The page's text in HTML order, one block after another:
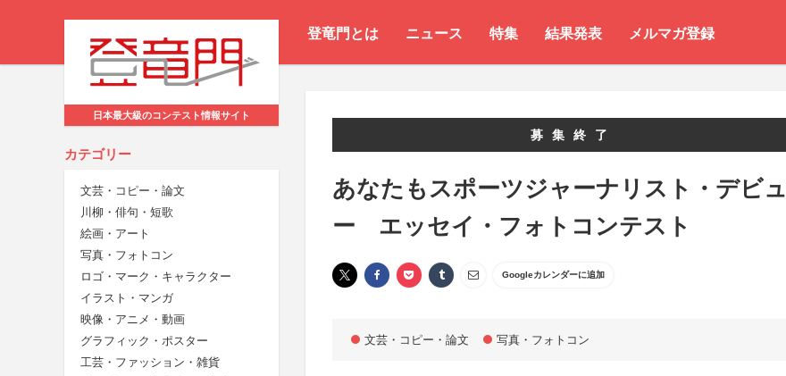
登竜門とは ニュース 特集 結果発表 メルマガ登録
日本最大級のコンテスト情報サイト
カテゴリー
文芸・コピー・論文
川柳・俳句・短歌
絵画・アート
写真・フォトコン
ロゴ・マーク・キャラクター
イラスト・マンガ
映像・アニメ・動画
グラフィック・ポスター
工芸・ファッション・雑貨
募集終了
あなたもスポーツジャーナリスト・デビュ
ー エッセイ・フォトコンテスト
Googleカレンダーに追加
文芸・コピー・論文 写真・フォトコン